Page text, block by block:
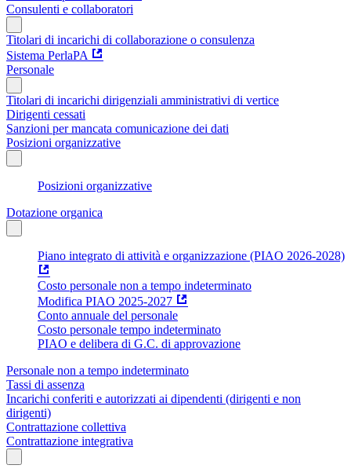
Consulenti e collaboratori
Titolari di incarichi di collaborazione o consulenza
Sistema PerlaPA
Personale
Titolari di incarichi dirigenziali amministrativi di vertice
Dirigenti cessati
Sanzioni per mancata comunicazione dei dati
Posizioni organizzative
Posizioni organizzative
Dotazione organica
Piano integrato di attività e organizzazione (PIAO 2026-2028)
Costo personale non a tempo indeterminato
Modifica PIAO 2025-2027
Conto annuale del personale
Costo personale tempo indeterminato
PIAO e delibera di G.C. di approvazione
Personale non a tempo indeterminato
Tassi di assenza
Incarichi conferiti e autorizzati ai dipendenti (dirigenti e non
dirigenti)
Contrattazione collettiva
Contrattazione integrativa